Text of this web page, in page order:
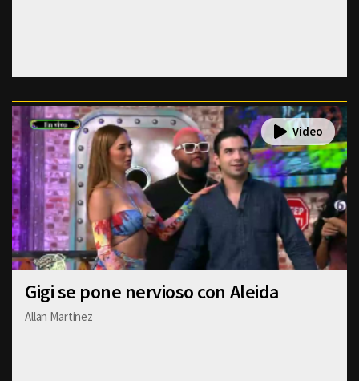
Gigi se pone nervioso con Aleida
Allan Martinez